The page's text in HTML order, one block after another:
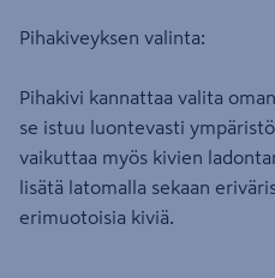
Pihakiveyksen valinta:
Pihakivi kannattaa valita
se istuu luontevasti
vaikuttaa myös kivien
lisätä latomalla sekaan
erimuotoisia kiviä.